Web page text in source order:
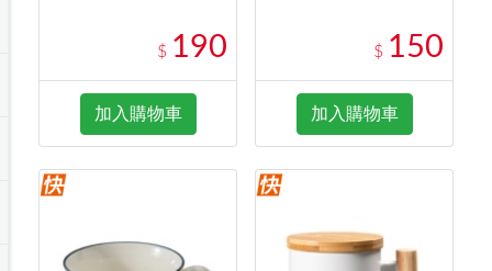
$ 190
加入購物車
$ 150
加入購物車